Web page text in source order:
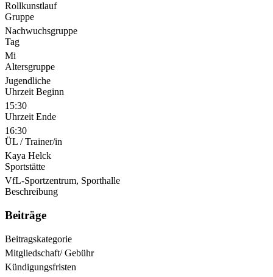
Rollkunstlauf
Gruppe
Nachwuchsgruppe
Tag
Mi
Altersgruppe
Jugendliche
Uhrzeit Beginn
15:30
Uhrzeit Ende
16:30
ÜL / Trainer/in
Kaya Helck
Sportstätte
VfL-Sportzentrum, Sporthalle
Beschreibung
Beiträge
Beitragskategorie
Mitgliedschaft/ Gebühr
Kündigungsfristen